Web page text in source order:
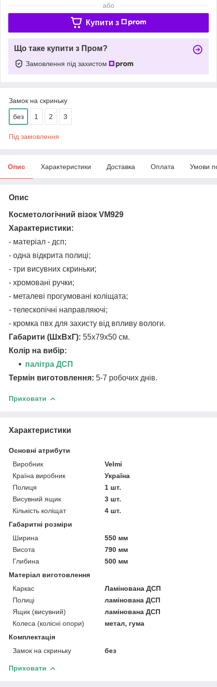
або
Купити з
Що таке купити з Пром?
Замовлення під захистом
Замок на скриньку
без 1 2 3
Під замовлення
Опис Характеристики Доставка Оплата Умови
Опис
Косметологічний візок VM929
Характеристики:
- матеріал - дсп;
- одна відкрита полиці;
- три висувних скриньки;
- хромовані ручки;
- металеві прогумовані коліщата;
- телескопічні направляючі;
- кромка пвх для захисту від впливу вологи.
Габарити (ШхВхГ): 55х79х50 см.
Колір на вибір:
палітра ДСП
Термін виготовлення: 5-7 робочих днів.
Приховати
Характеристики
Основні атрибути
Виробник
Velmi
Країна виробник
Україна
Полиця
1 шт.
Висувний ящик
3 шт.
Кількість коліщат
4 шт.
Габаритні розміри
Ширина
550 мм
Висота
790 мм
Глибина
500 мм
Матеріал виготовлення
Каркас
Ламінована ДСП
Полиці
ламінована ДСП
Ящик (висувний)
ламінована ДСП
Колеса (колісні опори)
метал, гума
Комплектація
Замок на скриньку
без
Приховати